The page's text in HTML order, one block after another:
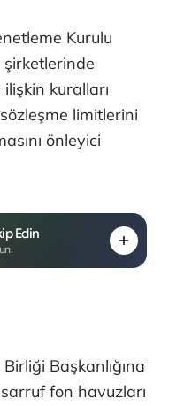
Kurulu
kuralları
sözleşme limitlerini
önleyici
Edin
Başkanlığına
fon havuzları